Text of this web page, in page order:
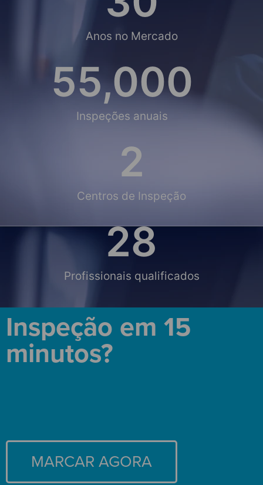
Anos no Mercado
Inspeções anuais
55,000
Centros de Inspeção
2
Profissionais qualificados
28
Inspeção em 15
minutos?
MARCAR AGORA